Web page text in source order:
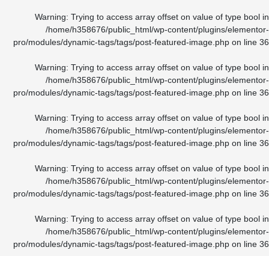
Warning: Trying to access array offset on value of type
/home/h358676/public_html/wp-content/plugins/
pro/modules/dynamic-tags/tags/post-featured-image.phpon line
Warning: Trying to access array offset on value of type
/home/h358676/public_html/wp-content/plugins/
pro/modules/dynamic-tags/tags/post-featured-image.phpon line
Warning: Trying to access array offset on value of type
/home/h358676/public_html/wp-content/plugins/
pro/modules/dynamic-tags/tags/post-featured-image.phpon line
Warning: Trying to access array offset on value of type
/home/h358676/public_html/wp-content/plugins/
pro/modules/dynamic-tags/tags/post-featured-image.phpon line
Warning: Trying to access array offset on value of type
/home/h358676/public_html/wp-content/plugins/
pro/modules/dynamic-tags/tags/post-featured-image.phpon line